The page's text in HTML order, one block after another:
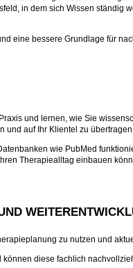
in dem sich Wissen
eine bessere Grundlage für
und lernen, wie Sie
und auf Ihr Klientel zu
wie PubMed
Therapiealltag einbauen
zu nutzen und
diese fachlich